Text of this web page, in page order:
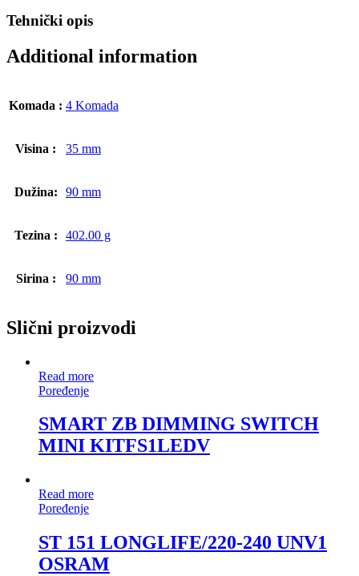
Tehnički opis
Additional information
Komada : 4 Komada
Visina : 35 mm
Dužina: 90 mm
Tezina : 402.00 g
Sirina : 90 mm
Slični proizvodi
Read more
Poređenje
SMART ZB DIMMING SWITCH
MINI KITFS1LEDV
Read more
Poređenje
ST 151 LONGLIFE/220-240 UNV1
OSRAM